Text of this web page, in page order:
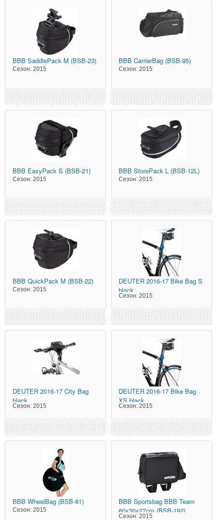
BBB SaddlePack M (BSB-23)
Сезон: 2015
BBB CarrierBag (BSB-95)
Сезон: 2015
BBB EasyPack S (BSB-21)
Сезон: 2015
BBB StorePack L (BSB-12L)
Сезон: 2015
BBB QuickPack M (BSB-22)
Сезон: 2015
DEUTER 2016-17 Bike Bag S
black
Сезон: 2015
DEUTER 2016-17 City Bag
black
Сезон: 2015
DEUTER 2016-17 Bike Bag
XS black
Сезон: 2015
BBB WheelBag (BSB-81)
Сезон: 2015
BBB Sportsbag BBB Team
60x30x27cm (BSB-192)
Сезон: 2015